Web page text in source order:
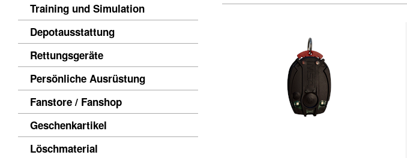
Training und Simulation
Depotausstattung
Rettungsgeräte
Persönliche Ausrüstung
Fanstore / Fanshop
Geschenkartikel
Löschmaterial